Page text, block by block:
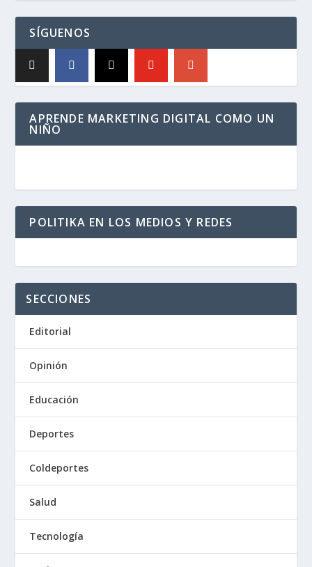
SÍGUENOS
APRENDE MARKETING DIGITAL COMO UN
NIÑO
POLITIKA EN LOS MEDIOS Y REDES
SECCIONES
Editorial
Opinión
Educación
Deportes
Coldeportes
Salud
Tecnología